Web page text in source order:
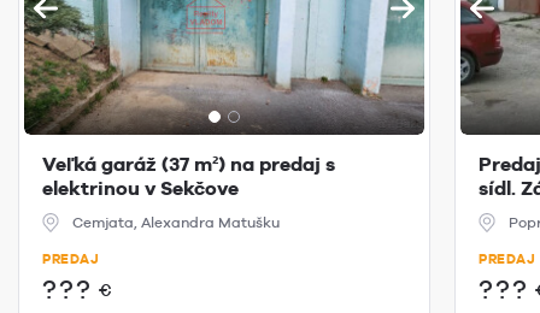
Veľká garáž (37 m²) na predaj s
elektrinou v Sekčove
Cemjata, Alexandra Matušku
PREDAJ
??? €
sídl.
PREDAJ
???